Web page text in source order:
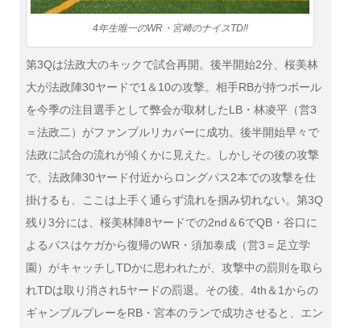
4年生唯一のWR・宮﨑のナイスTD‼
第3Qは法政大のキックで試合再開。後半開始2分、桜美林
大が法政陣30ヤードで1＆10の攻撃。相手RBが持つボール
を今季の注目選手として弊会が取材したLB・林凌平（営3
＝法政二）がファンブルリカバーに成功。後半開始早々で
法政に試合の流れが傾くかに見えた。しかしその後の攻撃
で、法政陣30ヤード付近からロングパス2本での攻撃を仕
掛けるも、ここは上手く通らず流れを掴み切れない。第3Q
残り3分には、桜美林陣8ヤードでの2nd＆6でQB・谷口に
よるパスはケガから復帰のWR・須加泰成（営3＝足立学
園）がキャッチしTDかに思われたが、攻撃中の罰則を取ら
れTDは取り消され5ヤードの罰退。その後、4th＆1からの
ギャンブルプレーをRB・宮本のランで成功させると、エン